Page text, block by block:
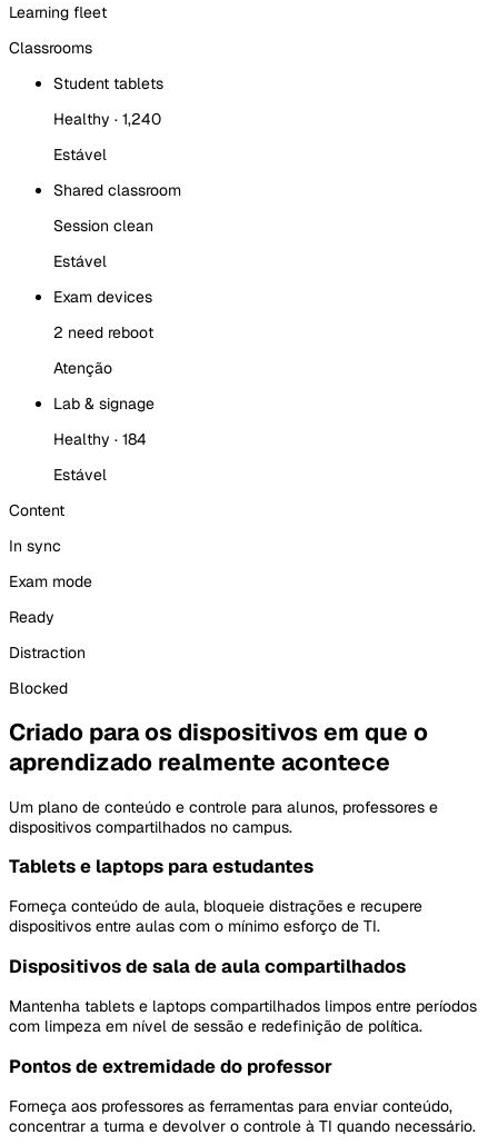
Learning fleet
Classrooms
Student tablets
Healthy · 1,240
Estável
Shared classroom
Session clean
Estável
Exam devices
2 need reboot
Atenção
Lab & signage
Healthy · 184
Estável
Content
In sync
Exam mode
Ready
Distraction
Blocked
Criado para os dispositivos em que o
aprendizado realmente acontece
Um plano de conteúdo e controle para alunos, professores e
dispositivos compartilhados no campus.
Tablets e laptops para estudantes
Forneça conteúdo de aula, bloqueie distrações e recupere
dispositivos entre aulas com o mínimo esforço de TI.
Dispositivos de sala de aula compartilhados
Mantenha tablets e laptops compartilhados limpos entre períodos
com limpeza em nível de sessão e redefinição de política.
Pontos de extremidade do professor
Forneça aos professores as ferramentas para enviar conteúdo,
concentrar a turma e devolver o controle à TI quando necessário.